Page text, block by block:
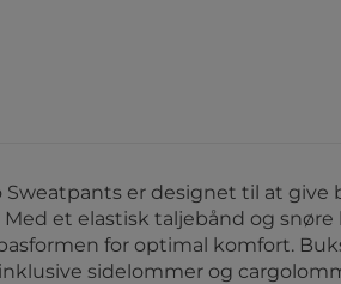
Sweatpants er designet til at give
et elastisk taljebånd og snøre
for optimal komfort.
sidelommer og